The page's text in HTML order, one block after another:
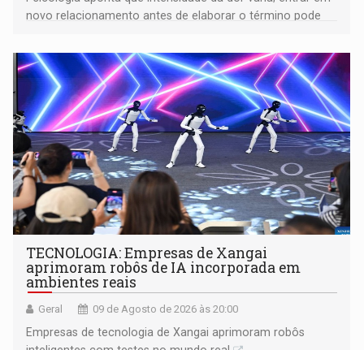
novo relacionamento antes de elaborar o término pode
TECNOLOGIA: Empresas de Xangai
aprimoram robôs de IA incorporada em
ambientes reais
Geral 09 de Agosto de 2026 às 20:00
Empresas de tecnologia de Xangai aprimoram robôs